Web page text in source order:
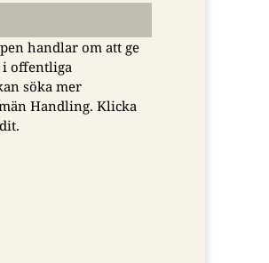
handlar om att ge
offentliga
söka mer
Handling. Klicka